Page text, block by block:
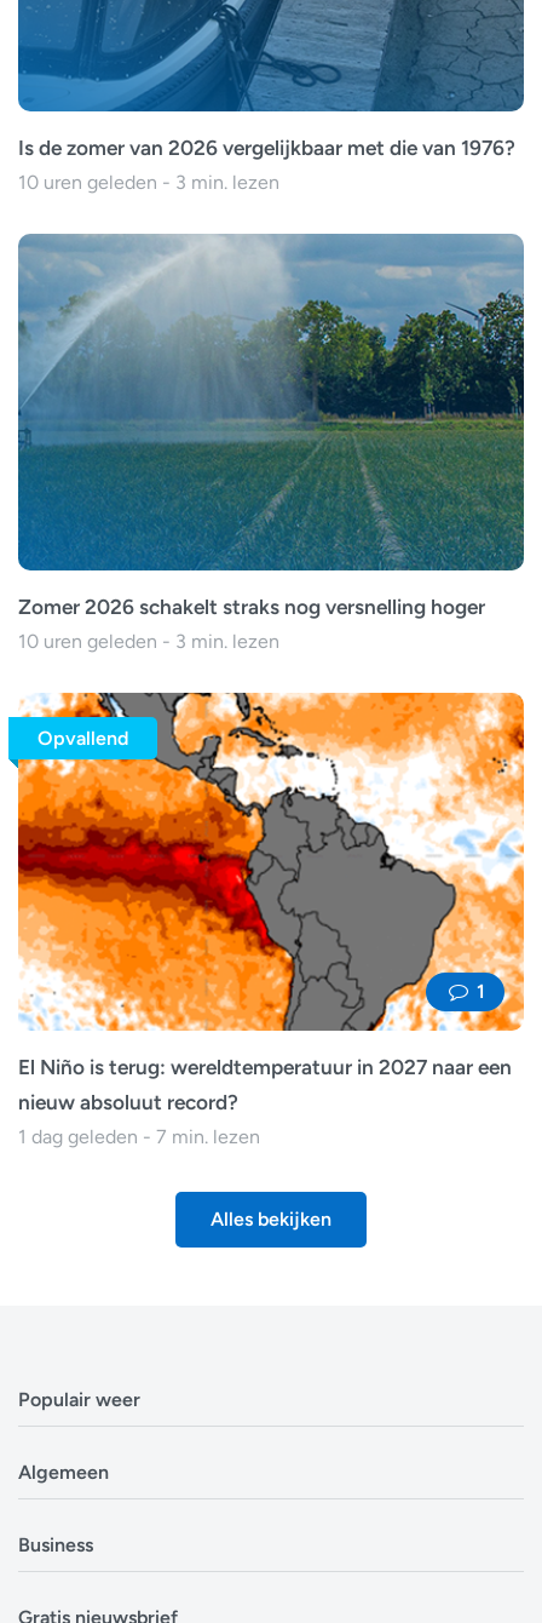
Is de zomer van 2026 vergelijkbaar met die van 1976?
10 uren geleden - 3 min. lezen
Zomer 2026 schakelt straks nog versnelling hoger
10 uren geleden - 3 min. lezen
1
Opvallend
El Niño is terug: wereldtemperatuur in 2027 naar een
nieuw absoluut record?
1 dag geleden - 7 min. lezen
Alles bekijken
Populair weer
Weerbericht Brussel
Weerbericht Eindhoven
Alle locaties in België
Algemeen
Privacyverklaring
Business
Gratis nieuwsbrief